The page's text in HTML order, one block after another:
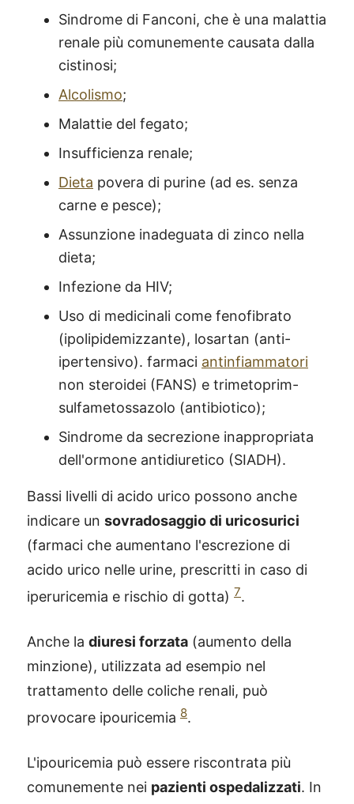
Sindrome di Fanconi, che è una malattia
renale più comunemente causata dalla
cistinosi;
Alcolismo;
Malattie del fegato;
Insufficienza renale;
Dieta povera di purine (ad es. senza
carne e pesce);
Assunzione inadeguata di zinco nella
dieta;
Infezione da HIV;
Uso di medicinali come fenofibrato
(ipolipidemizzante), losartan (anti-
ipertensivo). farmaci antinfiammatori
non steroidei (FANS) e trimetoprim-
sulfametossazolo (antibiotico);
Sindrome da secrezione inappropriata
dell'ormone antidiuretico (SIADH).
Bassi livelli di acido urico possono anche
indicare un sovradosaggio di uricosurici
(farmaci che aumentano l'escrezione di
acido urico nelle urine, prescritti in caso di
iperuricemia e rischio di gotta) 7.
Anche la diuresi forzata (aumento della
minzione), utilizzata ad esempio nel
trattamento delle coliche renali, può
provocare ipouricemia 8.
L'ipouricemia può essere riscontrata più
comunemente nei pazienti ospedalizzati. In